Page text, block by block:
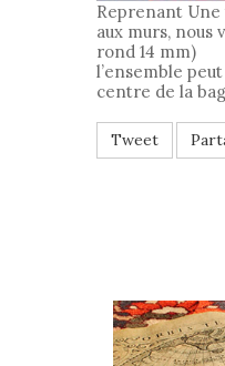
Reprenant
aux murs, nous
rond 14 mm)
l’ensemble
centre de la
Tweet